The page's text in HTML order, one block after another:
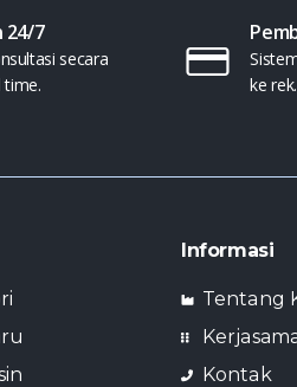
24/7
secara
time.
ke
Informasi
Tentang
Kontak